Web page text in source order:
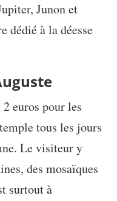
Junon et
dédié à la déesse
euros pour les
tous les jours
Le visiteur y
des mosaïques
surtout à